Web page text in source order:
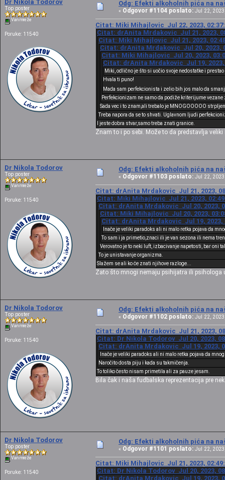
Dr Nikola Todorov
Top poster
Van mreže
Poruke: 11540
Odg: Efekti alkoholnih pića na
« Odgovor #1104 poslato: Jul 22,
Citat: Miki Mihajlovic Jul 22, 2023,
Citat: drAnita Mrdakovic Jul 21, 2023,
Citat: Miki Mihajlovic Jul 21, 2023,
Citat: drAnita Mrdakovic Jul 20, 2023,
Citat: Miki Mihajlovic Jul 20, 2023,
Citat: drAnita Mrdakovic Jul 19, 2023,
Miki, odlično je što si uočio svoje nedostatke i
Hvala ti puno!
Mada sam perfekcionista i zelio bih jos malo da
Perfekcionizam ne samo da podiže kriterijume
Sada vec i to znam,ali trebalo je MNOGOOOOO
Treba napora da se to shvati. Uglavnom ljudi
I jeste dobra stvar,samo treba znati granice.
Znam to i po sebi. Može to da predstavlja
Dr Nikola Todorov
Top poster
Van mreže
Poruke: 11540
Odg: Efekti alkoholnih pića na
« Odgovor #1103 poslato: Jul 22,
Citat: drAnita Mrdakovic Jul 21, 2023,
Citat: Miki Mihajlovic Jul 21, 2023,
Citat: drAnita Mrdakovic Jul 20, 2023,
Citat: Miki Mihajlovic Jul 20, 2023,
Citat: drAnita Mrdakovic Jul 19, 2023,
Inače je veliki paradoks ali ni malo retka pojava da
To sam i ja primetio,znaci ili je van sezona ili nema
Verovatno je to neki luft, izbacivanje napetosti, bar oni
To je unistavanje organizma.
Slažem se ali ko će znati njihove razloge...
Zato što mnogi nemaju psihijatra ili psihologa
Dr Nikola Todorov
Top poster
Van mreže
Poruke: 11540
Odg: Efekti alkoholnih pića na
« Odgovor #1102 poslato: Jul 22,
Citat: drAnita Mrdakovic Jul 21, 2023,
Citat: Dr Nikola Todorov Jul 20, 2023,
Citat: drAnita Mrdakovic Jul 19, 2023,
Inače je veliki paradoks ali ni malo retka pojava da
Naročito dosta piju i kada su takmičenja.
To toliko često nisam primetila ali za pauze jesam.
Bila čak i naša fudbalska reprezentacija pre
Dr Nikola Todorov
Top poster
Van mreže
Poruke: 11540
Odg: Efekti alkoholnih pića na
« Odgovor #1101 poslato: Jul 22,
Citat: Miki Mihajlovic Jul 21, 2023,
Citat: Dr Nikola Todorov Jul 20, 2023,
Citat: drAnita Mrdakovic Jul 19, 2023,